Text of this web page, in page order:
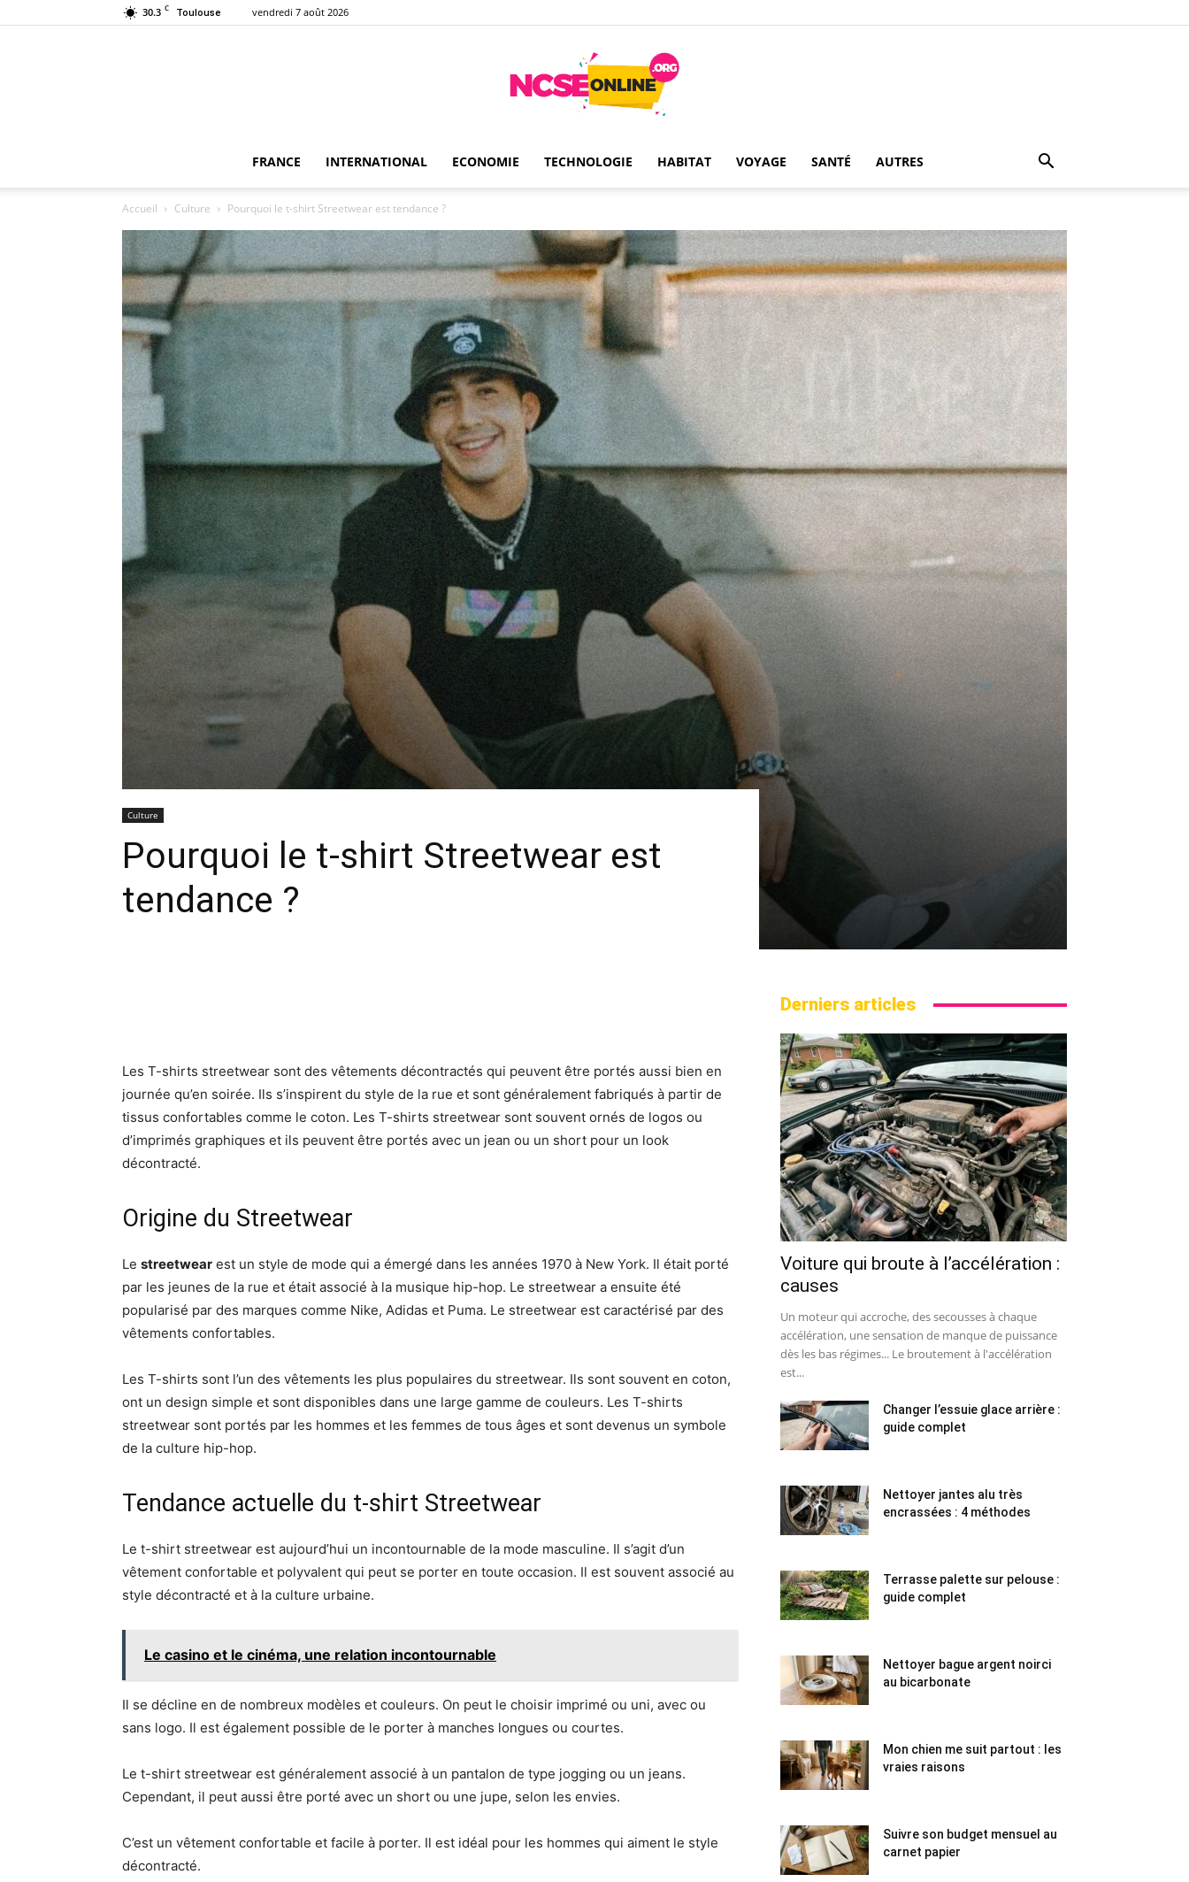
30.3 C Toulouse vendredi 7 août 2026
FRANCE INTERNATIONAL ECONOMIE TECHNOLOGIE HABITAT VOYAGE SANTÉ AUTRES
Accueil Culture Pourquoi le t-shirt Streetwear est tendance ?
Culture
Pourquoi le t-shirt Streetwear est
tendance ?
Les T-shirts streetwear sont des vêtements décontractés qui peuvent être portés aussi bien en
journée qu’en soirée. Ils s’inspirent du style de la rue et sont généralement fabriqués à partir de
tissus confortables comme le coton. Les T-shirts streetwear sont souvent ornés de logos ou
d’imprimés graphiques et ils peuvent être portés avec un jean ou un short pour un look
décontracté.
Origine du Streetwear
Le streetwear est un style de mode qui a émergé dans les années 1970 à New York. Il était porté
par les jeunes de la rue et était associé à la musique hip-hop. Le streetwear a ensuite été
popularisé par des marques comme Nike, Adidas et Puma. Le streetwear est caractérisé par des
vêtements confortables.
Les T-shirts sont l’un des vêtements les plus populaires du streetwear. Ils sont souvent en coton,
ont un design simple et sont disponibles dans une large gamme de couleurs. Les T-shirts
streetwear sont portés par les hommes et les femmes de tous âges et sont devenus un symbole
de la culture hip-hop.
Tendance actuelle du t-shirt Streetwear
Le t-shirt streetwear est aujourd’hui un incontournable de la mode masculine. Il s’agit d’un
vêtement confortable et polyvalent qui peut se porter en toute occasion. Il est souvent associé au
style décontracté et à la culture urbaine.
Le casino et le cinéma, une relation incontournable
Il se décline en de nombreux modèles et couleurs. On peut le choisir imprimé ou uni, avec ou
sans logo. Il est également possible de le porter à manches longues ou courtes.
Le t-shirt streetwear est généralement associé à un pantalon de type jogging ou un jeans.
Cependant, il peut aussi être porté avec un short ou une jupe, selon les envies.
C’est un vêtement confortable et facile à porter. Il est idéal pour les hommes qui aiment le style
décontracté.
Derniers articles
Voiture qui broute à l’accélération :
causes
Un moteur qui accroche, des secousses à chaque
accélération, une sensation de manque de puissance
dès les bas régimes... Le broutement à l'accélération
est...
Changer l’essuie glace arrière :
guide complet
Nettoyer jantes alu très
encrassées : 4 méthodes
Terrasse palette sur pelouse :
guide complet
Nettoyer bague argent noirci
au bicarbonate
Mon chien me suit partout : les
vraies raisons
Suivre son budget mensuel au
carnet papier